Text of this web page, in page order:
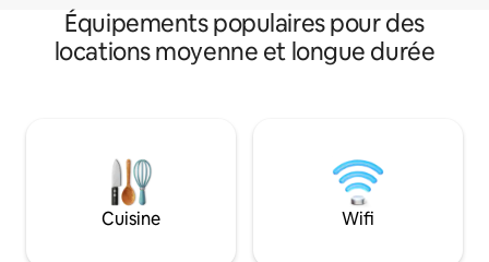
Équipements populaires pour des
locations moyenne et longue durée
Cuisine Wifi